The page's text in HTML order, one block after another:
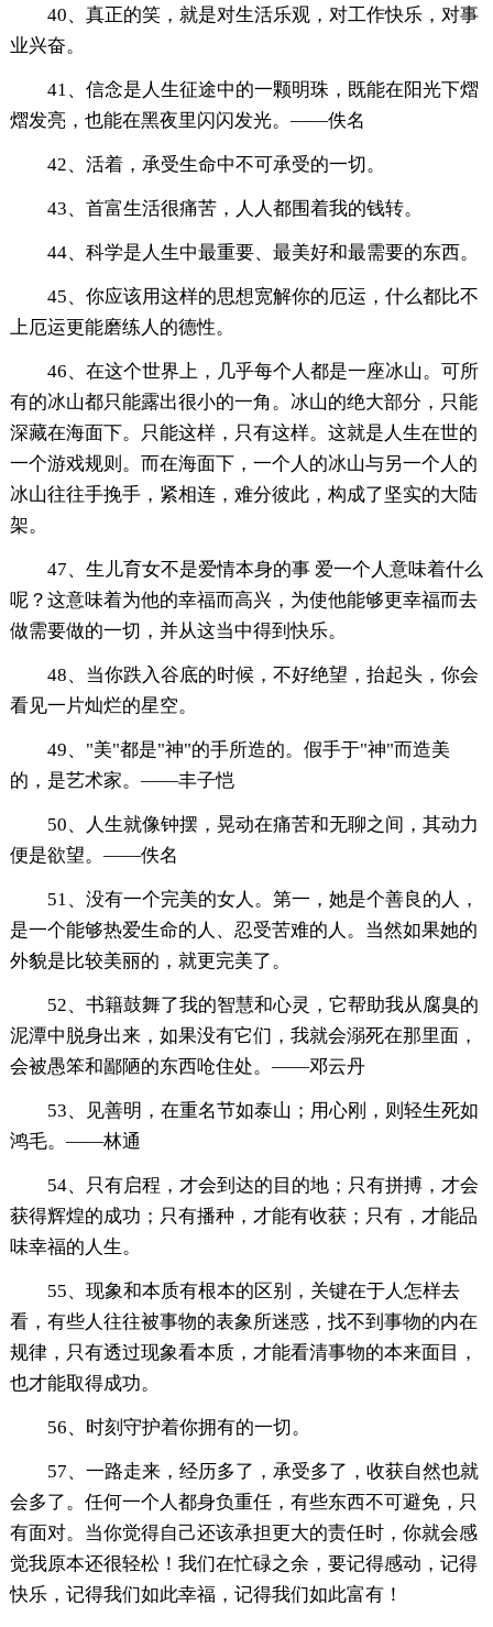
40、真正的笑，就是对生活乐观，对工作快乐，对事
业兴奋。
41、信念是人生征途中的一颗明珠，既能在阳光下熠
熠发亮，也能在黑夜里闪闪发光。——佚名
42、活着，承受生命中不可承受的一切。
43、首富生活很痛苦，人人都围着我的钱转。
44、科学是人生中最重要、最美好和最需要的东西。
45、你应该用这样的思想宽解你的厄运，什么都比不
上厄运更能磨练人的德性。
46、在这个世界上，几乎每个人都是一座冰山。可所
有的冰山都只能露出很小的一角。冰山的绝大部分，只能
深藏在海面下。只能这样，只有这样。这就是人生在世的
一个游戏规则。而在海面下，一个人的冰山与另一个人的
冰山往往手挽手，紧相连，难分彼此，构成了坚实的大陆
架。
47、生儿育女不是爱情本身的事 爱一个人意味着什么
呢？这意味着为他的幸福而高兴，为使他能够更幸福而去
做需要做的一切，并从这当中得到快乐。
48、当你跌入谷底的时候，不好绝望，抬起头，你会
看见一片灿烂的星空。
49、"美"都是"神"的手所造的。假手于"神"而造美
的，是艺术家。——丰子恺
50、人生就像钟摆，晃动在痛苦和无聊之间，其动力
便是欲望。——佚名
51、没有一个完美的女人。第一，她是个善良的人，
是一个能够热爱生命的人、忍受苦难的人。当然如果她的
外貌是比较美丽的，就更完美了。
52、书籍鼓舞了我的智慧和心灵，它帮助我从腐臭的
泥潭中脱身出来，如果没有它们，我就会溺死在那里面，
会被愚笨和鄙陋的东西呛住处。——邓云丹
53、见善明，在重名节如泰山；用心刚，则轻生死如
鸿毛。——林通
54、只有启程，才会到达的目的地；只有拼搏，才会
获得辉煌的成功；只有播种，才能有收获；只有，才能品
味幸福的人生。
55、现象和本质有根本的区别，关键在于人怎样去
看，有些人往往被事物的表象所迷惑，找不到事物的内在
规律，只有透过现象看本质，才能看清事物的本来面目，
也才能取得成功。
56、时刻守护着你拥有的一切。
57、一路走来，经历多了，承受多了，收获自然也就
会多了。任何一个人都身负重任，有些东西不可避免，只
有面对。当你觉得自己还该承担更大的责任时，你就会感
觉我原本还很轻松！我们在忙碌之余，要记得感动，记得
快乐，记得我们如此幸福，记得我们如此富有！